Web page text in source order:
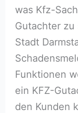
was Kfz-
Gutachter zu
Stadt
Funktionen
ein KFZ-
den Kunden